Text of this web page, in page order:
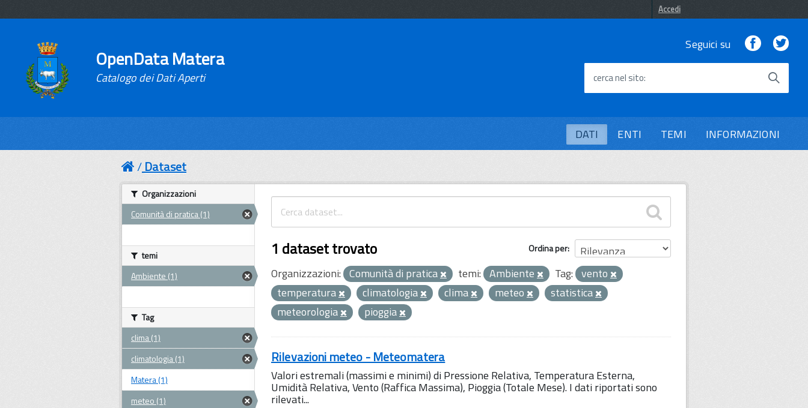
Accedi
OpenData Matera
Catalogo dei Dati Aperti
Seguici su Facebook
cerca nel sito
DATI ENTI TEMI INFORMAZIONI
Dataset
Ordina per
1 dataset trovato
Organizzazioni: Comunità di pratica temi: Ambiente Tag: vento
temperatura
climatologia clima meteo
statistica
meteorologia
pioggia
Rilevazioni meteo - Meteomatera
Valori estremali (massimi e minimi) di Pressione Relativa, Temperatura Esterna,
Umidità Relativa, Vento (Raffica Massima), Pioggia (Totale Mese). I dati riportati sono
rilevati...
Organizzazioni
Comunità di pratica (1)
temi
Ambiente (1)
Tag
clima (1)
climatologia (1)
Matera (1)
meteo (1)